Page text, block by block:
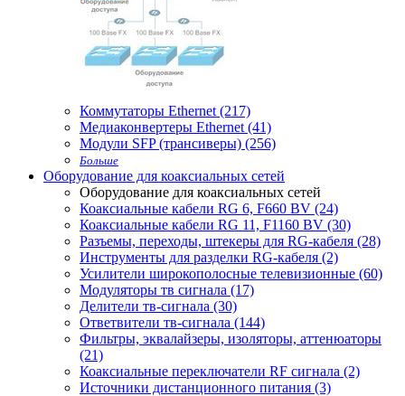
Коммутаторы Ethernet (217)
Медиаконвертеры Ethernet (41)
Модули SFP (трансиверы) (256)
Больше
Оборудование для коаксиальных сетей
Оборудование для коаксиальных сетей
Коаксиальные кабели RG 6, F660 BV (24)
Коаксиальные кабели RG 11, F1160 BV (30)
Разъемы, переходы, штекеры для RG-кабеля (28)
Инструменты для разделки RG-кабеля (2)
Усилители широкополосные телевизионные (60)
Модуляторы тв сигнала (17)
Делители тв-сигнала (30)
Ответвители тв-сигнала (144)
Фильтры, эквалайзеры, изоляторы, аттенюаторы
(21)
Коаксиальные переключатели RF сигнала (2)
Источники дистанционного питания (3)